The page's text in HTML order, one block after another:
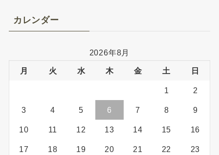
カレンダー
2026年8月
月 火 水 木 金 土 日
1 2
3 4 5 6 7 8 9
10 11 12 13 14 15 16
17 18 19 20 21 22 23